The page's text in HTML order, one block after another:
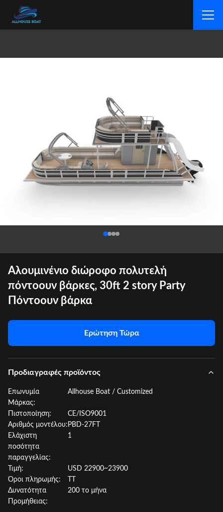
Αλουμινένιο διώροφο πολυτελή
πόντοουν βάρκες, 30ft 2 story Party
Πόντοουν βάρκα
Ερώτηση Τώρα
Προδιαγραφές προϊόντος
Επωνυμία
Μάρκας:
Allhouse Boat / Customized
Πιστοποίηση:
CE/ISO9001
Αριθμός μοντέλου: PBD-27FT
Ελάχιστη
ποσότητα
παραγγελίας:
1
Τιμή:
USD 22900~23900
Όροι πληρωμής:
Δυνατότητα
Προμήθειας:
200 το μήνα